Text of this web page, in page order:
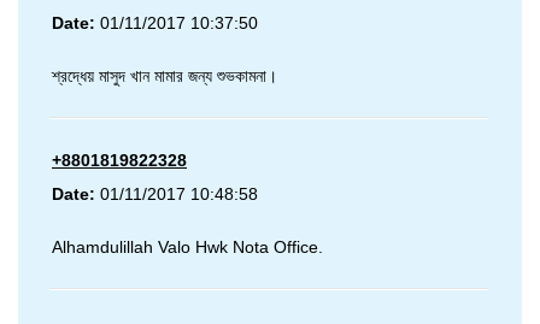
Date: 01/11/2017 10:37:50
শ্রদ্ধেয় মাসুদ খান মামার জন্য শুভকামনা।
+8801819822328
Date: 01/11/2017 10:48:58
Alhamdulillah Valo Hwk Nota Office.